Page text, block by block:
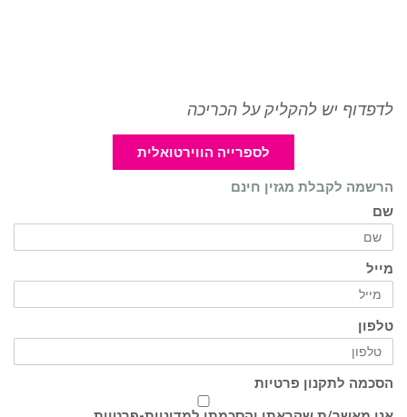
לדפדוף יש להקליק על הכריכה
לספרייה הווירטואלית
הרשמה לקבלת מגזין חינם
שם
מייל
טלפון
הסכמה לתקנון פרטיות